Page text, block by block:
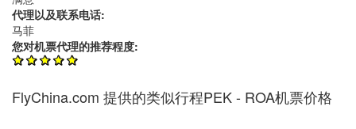
代理以及联系电话:
马菲
您对机票代理的推荐程度:
FlyChina.com 提供的类似行程PEK - ROA机票价格